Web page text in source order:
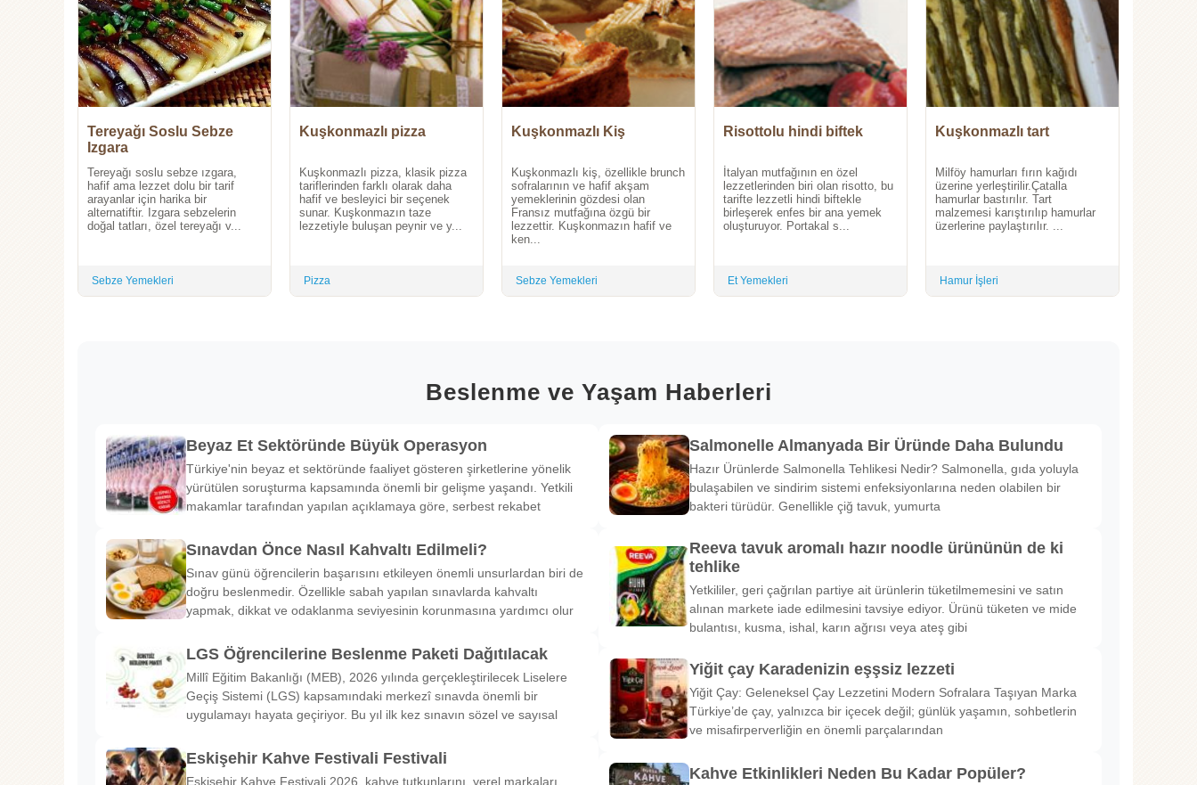
Tereyağı Soslu Sebze
Izgara
Tereyağı soslu sebze ızgara,
hafif ama lezzet dolu bir tarif
arayanlar için harika bir
alternatiftir. Izgara sebzelerin
doğal tatları, özel tereyağı v...
Sebze Yemekleri
Kuşkonmazlı pizza
Kuşkonmazlı pizza, klasik pizza
tariflerinden farklı olarak daha
hafif ve besleyici bir seçenek
sunar. Kuşkonmazın taze
lezzetiyle buluşan peynir ve y...
Pizza
Kuşkonmazlı Kiş
Kuşkonmazlı kiş, özellikle brunch
sofralarının ve hafif akşam
yemeklerinin gözdesi olan
Fransız mutfağına özgü bir
lezzettir. Kuşkonmazın hafif ve
ken...
Sebze Yemekleri
Risottolu hindi biftek
İtalyan mutfağının en özel
lezzetlerinden biri olan risotto, bu
tarifte lezzetli hindi biftekle
birleşerek enfes bir ana yemek
oluşturuyor. Portakal s...
Et Yemekleri
Kuşkonmazlı tart
Milföy hamurları fırın kağıdı
üzerine yerleştirilir.Çatalla
hamurlar bastırılır. Tart
malzemesi karıştırılıp hamurlar
üzerlerine paylaştırılır. ...
Hamur İşleri
Beslenme ve Yaşam Haberleri
Beyaz Et Sektöründe Büyük Operasyon
Türkiye'nin beyaz et sektöründe faaliyet gösteren şirketlerine yönelik
yürütülen soruşturma kapsamında önemli bir gelişme yaşandı. Yetkili
makamlar tarafından yapılan açıklamaya göre, serbest rekabet
Sınavdan Önce Nasıl Kahvaltı Edilmeli?
Sınav günü öğrencilerin başarısını etkileyen önemli unsurlardan biri de
doğru beslenmedir. Özellikle sabah yapılan sınavlarda kahvaltı
yapmak, dikkat ve odaklanma seviyesinin korunmasına yardımcı olur
LGS Öğrencilerine Beslenme Paketi Dağıtılacak
Millî Eğitim Bakanlığı (MEB), 2026 yılında gerçekleştirilecek Liselere
Geçiş Sistemi (LGS) kapsamındaki merkezî sınavda önemli bir
uygulamayı hayata geçiriyor. Bu yıl ilk kez sınavın sözel ve sayısal
Eskişehir Kahve Festivali Festivali
Eskişehir Kahve Festivali 2026, kahve tutkunlarını, yerel markaları,
Salmonelle Almanyada Bir Üründe Daha Bulundu
Hazır Ürünlerde Salmonella Tehlikesi Nedir? Salmonella, gıda yoluyla
bulaşabilen ve sindirim sistemi enfeksiyonlarına neden olabilen bir
bakteri türüdür. Genellikle çiğ tavuk, yumurta
Reeva tavuk aromalı hazır noodle ürününün de ki
tehlike
Yetkililer, geri çağrılan partiye ait ürünlerin tüketilmemesini ve satın
alınan markete iade edilmesini tavsiye ediyor. Ürünü tüketen ve mide
bulantısı, kusma, ishal, karın ağrısı veya ateş gibi
Yiğit çay Karadenizin eşşsiz lezzeti
Yiğit Çay: Geleneksel Çay Lezzetini Modern Sofralara Taşıyan Marka
Türkiye’de çay, yalnızca bir içecek değil; günlük yaşamın, sohbetlerin
ve misafirperverliğin en önemli parçalarından
Kahve Etkinlikleri Neden Bu Kadar Popüler?